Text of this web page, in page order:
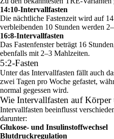
14:10‑Intervallfasten
Die nächtliche Fastenzeit wird auf
verbleibenden 10 Stunden werden
16:8‑Intervallfasten
Das Fastenfenster beträgt 16
ebenfalls mit 2–3 Mahlzeiten.
5:2‑Fasten
Unter das Intervallfasten fällt auch
zwei Tagen pro Woche gefastet,
normal gegessen wird.
Wie Intervallfasten auf
Intervallfasten beeinflusst
darunter:
Glukose‑ und Insulinstoffwechsel
Blutdruckregulation